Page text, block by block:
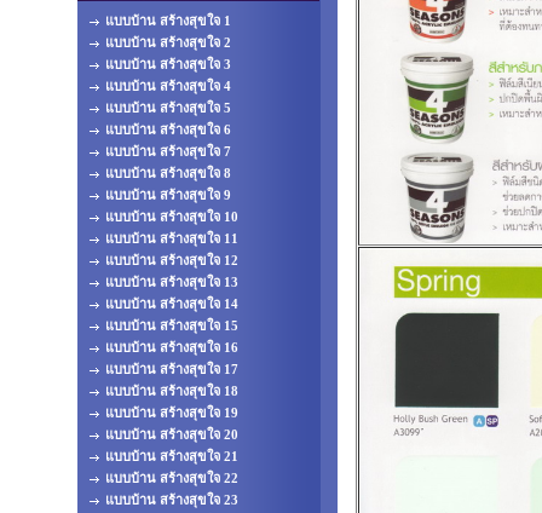
แบบบ้าน สร้างสุขใจ 1
แบบบ้าน สร้างสุขใจ 2
แบบบ้าน สร้างสุขใจ 3
แบบบ้าน สร้างสุขใจ 4
แบบบ้าน สร้างสุขใจ 5
แบบบ้าน สร้างสุขใจ 6
แบบบ้าน สร้างสุขใจ 7
แบบบ้าน สร้างสุขใจ 8
แบบบ้าน สร้างสุขใจ 9
แบบบ้าน สร้างสุขใจ 10
แบบบ้าน สร้างสุขใจ 11
แบบบ้าน สร้างสุขใจ 12
แบบบ้าน สร้างสุขใจ 13
แบบบ้าน สร้างสุขใจ 14
แบบบ้าน สร้างสุขใจ 15
แบบบ้าน สร้างสุขใจ 16
แบบบ้าน สร้างสุขใจ 17
แบบบ้าน สร้างสุขใจ 18
แบบบ้าน สร้างสุขใจ 19
แบบบ้าน สร้างสุขใจ 20
แบบบ้าน สร้างสุขใจ 21
แบบบ้าน สร้างสุขใจ 22
แบบบ้าน สร้างสุขใจ 23